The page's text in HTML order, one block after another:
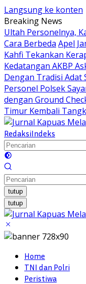
Langsung ke konten
Breaking News
Ultah Personelnya,
Cara Berbeda Apel
Kahfi Tekankan
Kedatangan AKBP
Dengan Tradisi Adat
Personel Polsek
dengan Ground
Timur Kembali
RedaksiIndeks
tutup
tutup
Home
TNI dan Polri
Peristiwa